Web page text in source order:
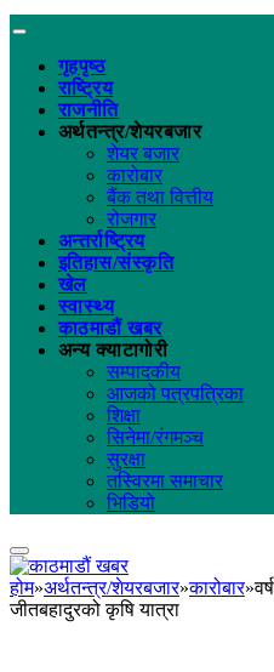
गृहपृष्ठ
राष्ट्रिय
राजनीति
अर्थतन्त्र/शेयरबजार
शेयर बजार
कारोबार
बैंक तथा वित्तीय
रोजगार
अन्तर्राष्ट्रिय
इतिहास/संस्कृति
खेल
स्वास्थ्य
काठमाडौं खबर
अन्य क्याटागोरी
सम्पादकीय
आजको पत्रपत्रिका
शिक्षा
सिनेमा/रंगमञ्च
सुरक्षा
तस्विरमा समाचार
भिडियो
होम»अर्थतन्त्र/शेयरबजार»कारोबार»
जीतबहादुरको कृषि यात्रा